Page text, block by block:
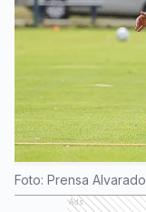
Foto: Prensa Alvarado
Ads